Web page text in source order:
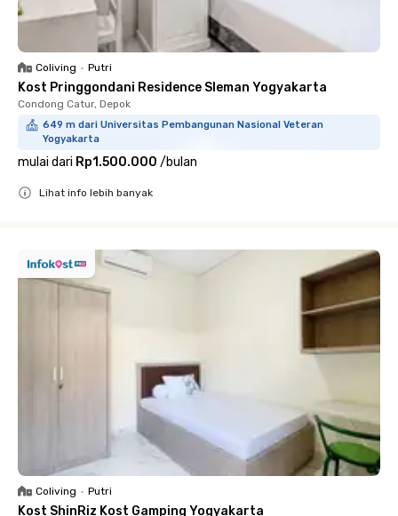
Coliving • Putri
Kost Pringgondani Residence Sleman Yogyakarta
Condong Catur, Depok
649 m dari Universitas Pembangunan Nasional Veteran
Yogyakarta
mulai dari Rp1.500.000 /bulan
Lihat info lebih banyak
Coliving • Putri
Kost ShinRiz Kost Gamping Yogyakarta